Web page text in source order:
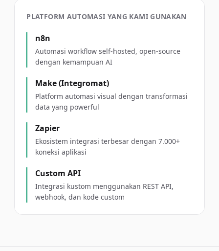
PLATFORM AUTOMASI YANG KAMI GUNAKAN
n8n
Automasi workflow self-hosted, open-source
dengan kemampuan AI
Make (Integromat)
Platform automasi visual dengan transformasi
data yang powerful
Zapier
Ekosistem integrasi terbesar dengan 7.000+
koneksi aplikasi
Custom API
Integrasi kustom menggunakan REST API,
webhook, dan kode custom